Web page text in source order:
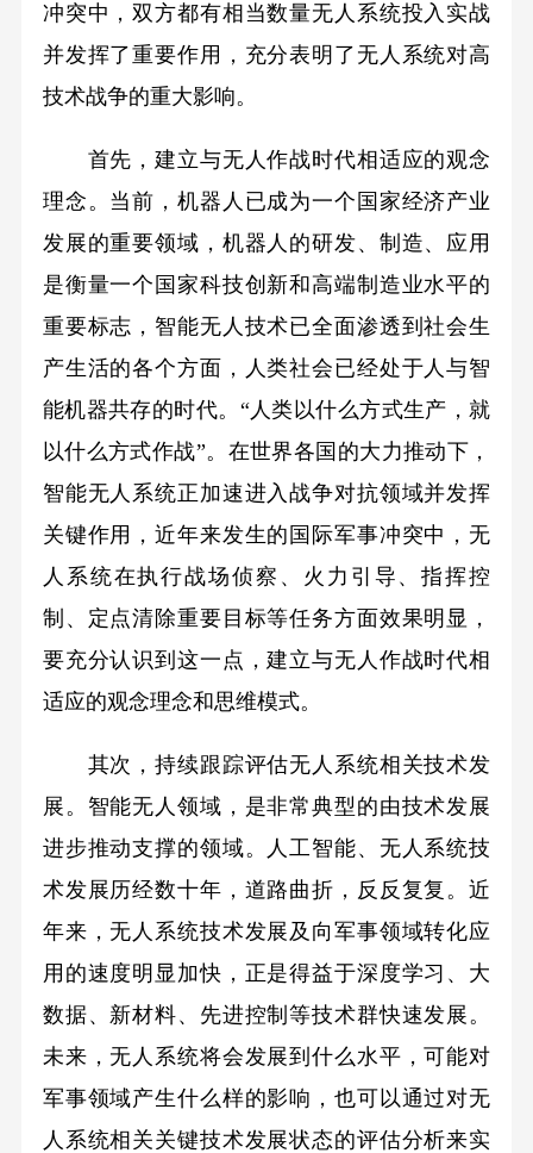
冲突中，双方都有相当数量无人系统投入实战
并发挥了重要作用，充分表明了无人系统对高
技术战争的重大影响。
首先，建立与无人作战时代相适应的观念
理念。当前，机器人已成为一个国家经济产业
发展的重要领域，机器人的研发、制造、应用
是衡量一个国家科技创新和高端制造业水平的
重要标志，智能无人技术已全面渗透到社会生
产生活的各个方面，人类社会已经处于人与智
能机器共存的时代。“人类以什么方式生产，就
以什么方式作战”。在世界各国的大力推动下，
智能无人系统正加速进入战争对抗领域并发挥
关键作用，近年来发生的国际军事冲突中，无
人系统在执行战场侦察、火力引导、指挥控
制、定点清除重要目标等任务方面效果明显，
要充分认识到这一点，建立与无人作战时代相
适应的观念理念和思维模式。
其次，持续跟踪评估无人系统相关技术发
展。智能无人领域，是非常典型的由技术发展
进步推动支撑的领域。人工智能、无人系统技
术发展历经数十年，道路曲折，反反复复。近
年来，无人系统技术发展及向军事领域转化应
用的速度明显加快，正是得益于深度学习、大
数据、新材料、先进控制等技术群快速发展。
未来，无人系统将会发展到什么水平，可能对
军事领域产生什么样的影响，也可以通过对无
人系统相关关键技术发展状态的评估分析来实